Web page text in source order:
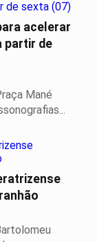
acelerar
partir de
Mané